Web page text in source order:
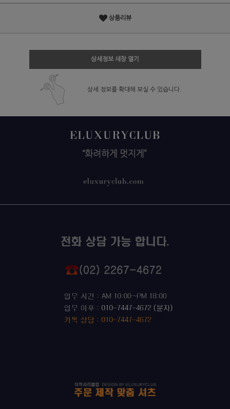
상품리뷰
상세정보 새창 열기
상세 정보를 확대해 보실 수 있습니다.